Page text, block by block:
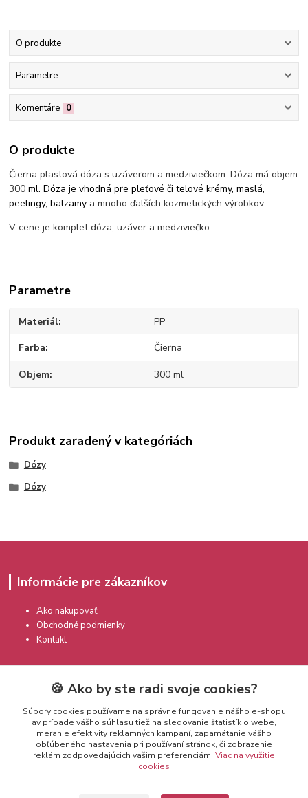
O produkte
Parametre
Komentáre 0
O produkte
Čierna plastová dóza s uzáverom a medziviečkom. Dóza má objem
300ml. Dóza je vhodná pre pleťové či telové krémy, maslá,
peelingy, balzamy a mnoho ďalších kozmetických výrobkov.
V cene je komplet dóza, uzáver a medziviečko.
Parametre
Materiál PP
Farba Čierna
Objem 300 ml
Produkt zaradený v kategóriách
Dózy
Dózy
Informácie pre zákazníkov
Ako nakupovať
Obchodné podmienky
Kontakt
Kontakty
🍪 Ako by ste radi svoje cookies?
Súbory cookies používame na správne fungovanie nášho e-shopu
av prípade vášho súhlasu tiež na sledovanie štatistík o webe,
meranie efektivity reklamných kampaní, zapamätanie vášho
obľúbeného nastavenia pri používaní stránok, či zobrazenie
reklám zodpovedajúcich vašim preferenciám. Viac na využitie
cookies